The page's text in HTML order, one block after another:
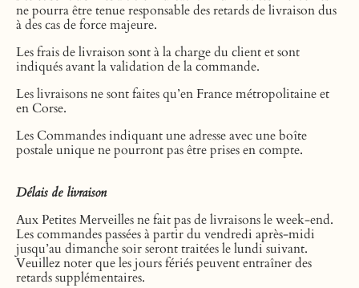
ne pourra être tenue responsable des retards de livraison dus
à des cas de force majeure.
Les frais de livraison sont à la charge du client et sont
indiqués avant la validation de la commande.
Les livraisons ne sont faites qu’en France métropolitaine et
en Corse.
Les Commandes indiquant une adresse avec une boîte
postale unique ne pourront pas être prises en compte.
Délais de livraison
Aux Petites Merveilles ne fait pas de livraisons le week-end.
Les commandes passées à partir du vendredi après-midi
jusqu’au dimanche soir seront traitées le lundi suivant.
Veuillez noter que les jours fériés peuvent entraîner des
retards supplémentaires.